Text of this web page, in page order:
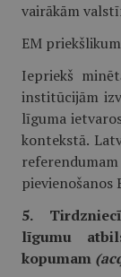
vairākām
EM
Iepriekš
institūcijām
līguma
kontekstā.
pievienošanos
5.
līgumu
kopumam